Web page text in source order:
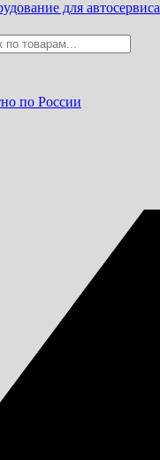
для автосервиса
по России